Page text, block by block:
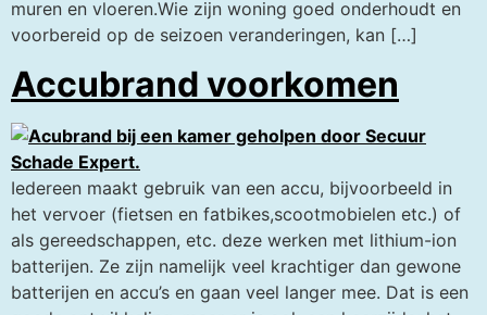
muren en vloeren.Wie zijn woning goed onderhoudt en
voorbereid op de seizoen veranderingen, kan […]
Accubrand voorkomen
Iedereen maakt gebruik van een accu, bijvoorbeeld in
het vervoer (fietsen en fatbikes,scootmobielen etc.) of
als gereedschappen, etc. deze werken met lithium-ion
batterijen. Ze zijn namelijk veel krachtiger dan gewone
batterijen en accu’s en gaan veel langer mee. Dat is een